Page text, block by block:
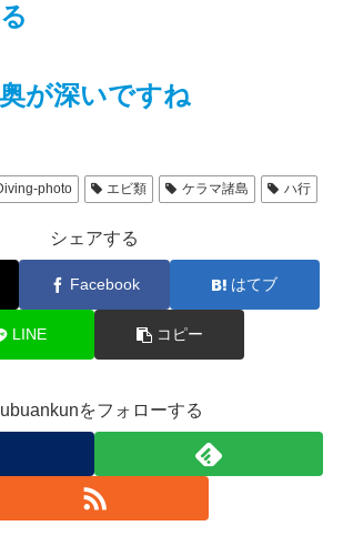
が深いですね
photo エビ類 ケラマ諸島 ハ行
シェアする
Facebook はてブ
LINE コピー
をフォローする